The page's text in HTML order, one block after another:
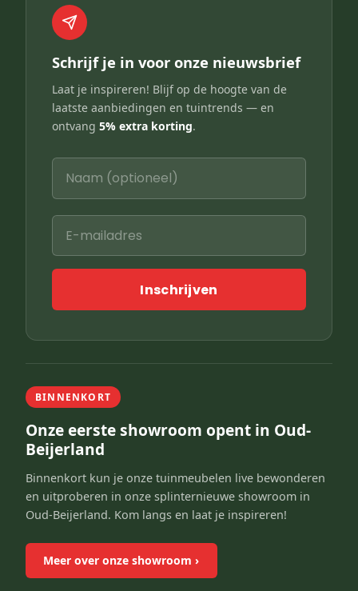
Schrijf je in voor onze nieuwsbrief
Laat je inspireren! Blijf op de hoogte van de
laatste aanbiedingen en tuintrends — en
ontvang 5% extra korting.
Inschrijven
BINNENKORT
Onze eerste showroom opent in Oud-
Beijerland
Binnenkort kun je onze tuinmeubelen live bewonderen
en uitproberen in onze splinternieuwe showroom in
Oud-Beijerland. Kom langs en laat je inspireren!
Meer over onze showroom ›